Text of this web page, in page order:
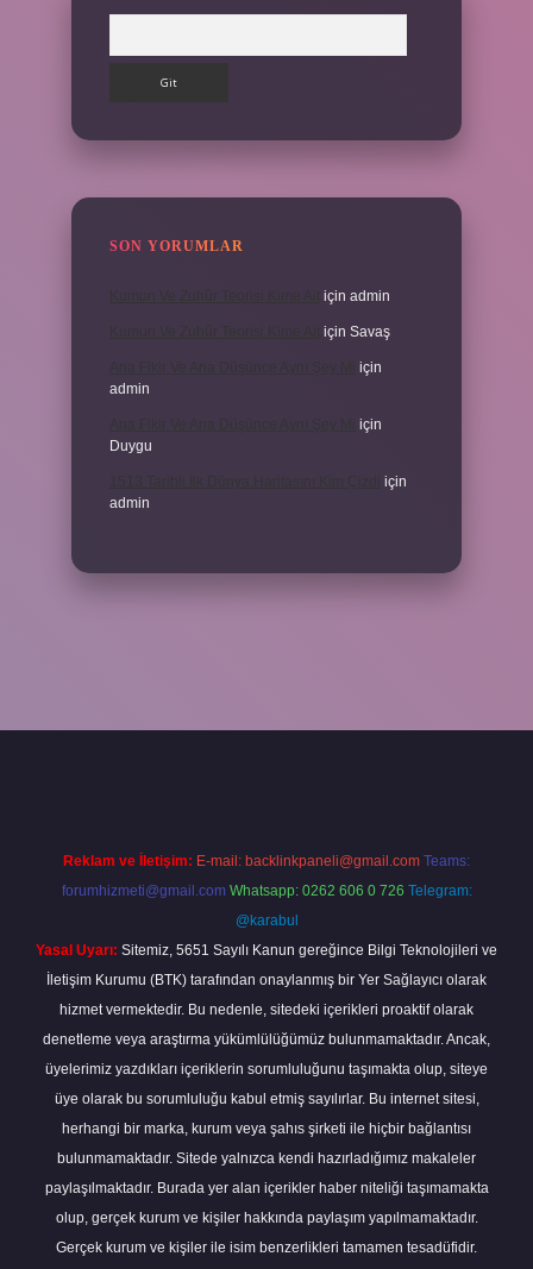
SON YORUMLAR
için admin
için Savaş
için
admin
için
Duygu
için
admin
Reklam ve İletişim: E-mail: backlinkpaneli@gmail.com Teams:
forumhizmeti@gmail.com Whatsapp: 0262 606 0 726 Telegram:
@karabul
Yasal Uyarı: Sitemiz, 5651 Sayılı Kanun gereğince Bilgi Teknolojileri ve
İletişim Kurumu (BTK) tarafından onaylanmış bir Yer Sağlayıcı olarak
hizmet vermektedir. Bu nedenle, sitedeki içerikleri proaktif olarak
denetleme veya araştırma yükümlülüğümüz bulunmamaktadır. Ancak,
üyelerimiz yazdıkları içeriklerin sorumluluğunu taşımakta olup, siteye
üye olarak bu sorumluluğu kabul etmiş sayılırlar. Bu internet sitesi,
herhangi bir marka, kurum veya şahıs şirketi ile hiçbir bağlantısı
bulunmamaktadır. Sitede yalnızca kendi hazırladığımız makaleler
paylaşılmaktadır. Burada yer alan içerikler haber niteliği taşımamakta
olup, gerçek kurum ve kişiler hakkında paylaşım yapılmamaktadır.
Gerçek kurum ve kişiler ile isim benzerlikleri tamamen tesadüfidir.